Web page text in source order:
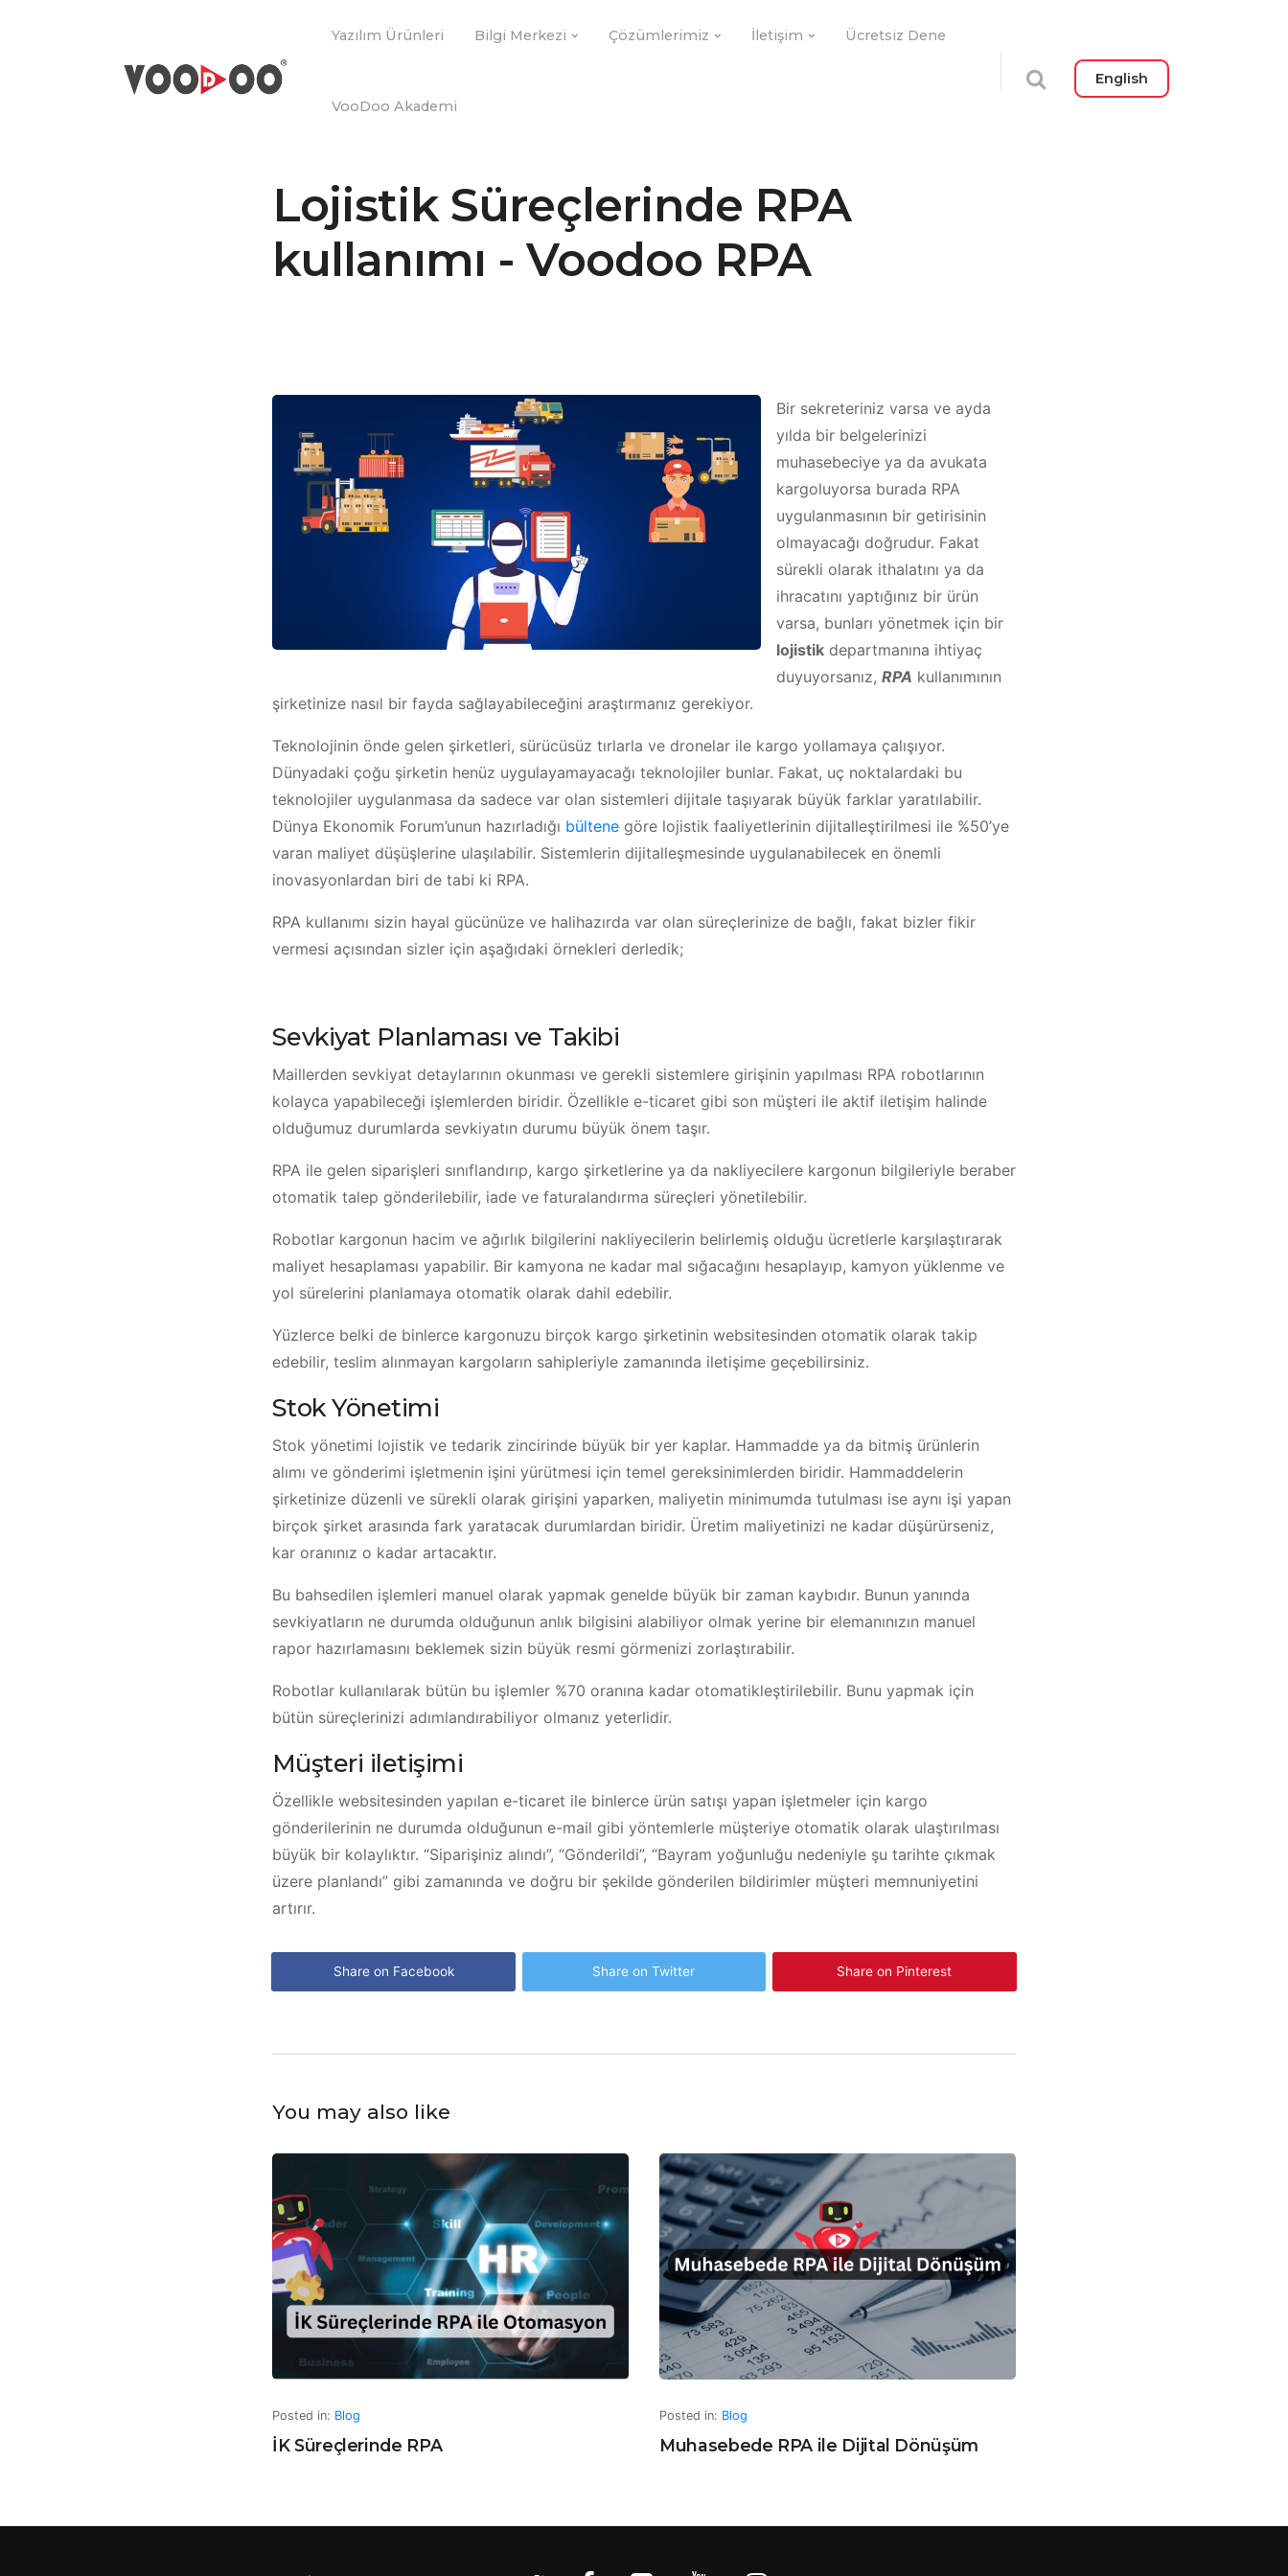
Yazılım Ürünleri Bilgi Merkezi Çözümlerimiz İletişim Ücretsiz Dene
VooDoo Akademi
English
Lojistik Süreçlerinde RPA
kullanımı - Voodoo RPA
Bir sekreteriniz varsa ve ayda
yılda bir belgelerinizi
muhasebeciye ya da avukata
kargoluyorsa burada RPA
uygulanmasının bir getirisinin
olmayacağı doğrudur. Fakat
sürekli olarak ithalatını ya da
ihracatını yaptığınız bir ürün
varsa, bunları yönetmek için bir
lojistik departmanına ihtiyaç
duyuyorsanız, RPA kullanımının
şirketinize nasıl bir fayda sağlayabileceğini araştırmanız gerekiyor.
Teknolojinin önde gelen şirketleri, sürücüsüz tırlarla ve dronelar ile kargo yollamaya çalışıyor.
Dünyadaki çoğu şirketin henüz uygulayamayacağı teknolojiler bunlar. Fakat, uç noktalardaki bu
teknolojiler uygulanmasa da sadece var olan sistemleri dijitale taşıyarak büyük farklar yaratılabilir.
Dünya Ekonomik Forum’unun hazırladığı bültene göre lojistik faaliyetlerinin dijitalleştirilmesi ile %50’ye
varan maliyet düşüşlerine ulaşılabilir. Sistemlerin dijitalleşmesinde uygulanabilecek en önemli
inovasyonlardan biri de tabi ki RPA.
RPA kullanımı sizin hayal gücünüze ve halihazırda var olan süreçlerinize de bağlı, fakat bizler fikir
vermesi açısından sizler için aşağıdaki örnekleri derledik;
Sevkiyat Planlaması ve Takibi
Maillerden sevkiyat detaylarının okunması ve gerekli sistemlere girişinin yapılması RPA robotlarının
kolayca yapabileceği işlemlerden biridir. Özellikle e-ticaret gibi son müşteri ile aktif iletişim halinde
olduğumuz durumlarda sevkiyatın durumu büyük önem taşır.
RPA ile gelen siparişleri sınıflandırıp, kargo şirketlerine ya da nakliyecilere kargonun bilgileriyle beraber
otomatik talep gönderilebilir, iade ve faturalandırma süreçleri yönetilebilir.
Robotlar kargonun hacim ve ağırlık bilgilerini nakliyecilerin belirlemiş olduğu ücretlerle karşılaştırarak
maliyet hesaplaması yapabilir. Bir kamyona ne kadar mal sığacağını hesaplayıp, kamyon yüklenme ve
yol sürelerini planlamaya otomatik olarak dahil edebilir.
Yüzlerce belki de binlerce kargonuzu birçok kargo şirketinin websitesinden otomatik olarak takip
edebilir, teslim alınmayan kargoların sahipleriyle zamanında iletişime geçebilirsiniz.
Stok Yönetimi
Stok yönetimi lojistik ve tedarik zincirinde büyük bir yer kaplar. Hammadde ya da bitmiş ürünlerin
alımı ve gönderimi işletmenin işini yürütmesi için temel gereksinimlerden biridir. Hammaddelerin
şirketinize düzenli ve sürekli olarak girişini yaparken, maliyetin minimumda tutulması ise aynı işi yapan
birçok şirket arasında fark yaratacak durumlardan biridir. Üretim maliyetinizi ne kadar düşürürseniz,
kar oranınız o kadar artacaktır.
Bu bahsedilen işlemleri manuel olarak yapmak genelde büyük bir zaman kaybıdır. Bunun yanında
sevkiyatların ne durumda olduğunun anlık bilgisini alabiliyor olmak yerine bir elemanınızın manuel
rapor hazırlamasını beklemek sizin büyük resmi görmenizi zorlaştırabilir.
Robotlar kullanılarak bütün bu işlemler %70 oranına kadar otomatikleştirilebilir. Bunu yapmak için
bütün süreçlerinizi adımlandırabiliyor olmanız yeterlidir.
Müşteri iletişimi
Özellikle websitesinden yapılan e-ticaret ile binlerce ürün satışı yapan işletmeler için kargo
gönderilerinin ne durumda olduğunun e-mail gibi yöntemlerle müşteriye otomatik olarak ulaştırılması
büyük bir kolaylıktır. “Siparişiniz alındı”, “Gönderildi”, “Bayram yoğunluğu nedeniyle şu tarihte çıkmak
üzere planlandı” gibi zamanında ve doğru bir şekilde gönderilen bildirimler müşteri memnuniyetini
artırır.
Share on Facebook Share on Twitter Share on Pinterest
You may also like
Posted in: Blog
İK Süreçlerinde RPA
Posted in: Blog
Muhasebede RPA ile Dijital Dönüşüm